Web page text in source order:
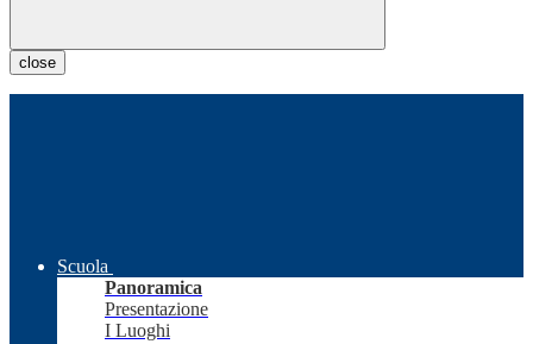
close
Scuola
Panoramica
Presentazione
I Luoghi